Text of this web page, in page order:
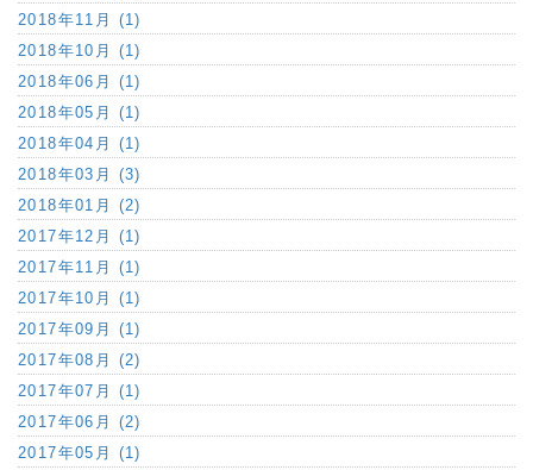
2018年11月 (1)
2018年10月 (1)
2018年06月 (1)
2018年05月 (1)
2018年04月 (1)
2018年03月 (3)
2018年01月 (2)
2017年12月 (1)
2017年11月 (1)
2017年10月 (1)
2017年09月 (1)
2017年08月 (2)
2017年07月 (1)
2017年06月 (2)
2017年05月 (1)